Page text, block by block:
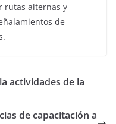
rutas alternas y
de
actividades de la
de capacitación a